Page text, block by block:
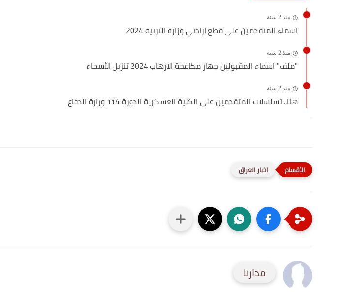
منذ 2 سنة
اسماء المتقدمين على قطع اراضي وزارة التربية 2024
منذ 2 سنة
"ملف" اسماء المقبولين جهاز مكافحة الارهاب 2024 تنزيل الأسماء
منذ 2 سنة
هنا.. تسلسلات المتقدمين على الكلية العسكرية الدورة 114 وزارة الدفاع
اخبار العراق
مدارنا